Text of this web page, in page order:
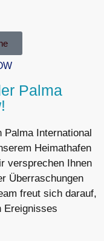
Palma
International
Heimathafen
versprechen Ihnen
Überraschungen
freut sich darauf,
Ereignisses